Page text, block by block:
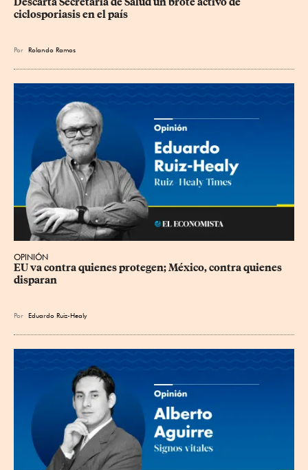
ciclosporiasis en el país
Por Rolando Ramos
OPINIÓN
EU va contra quienes protegen; México, contra quienes
disparan
Por Eduardo Ruiz-Healy